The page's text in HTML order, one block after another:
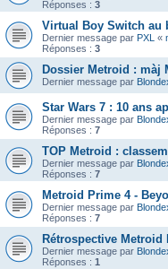
Réponses : 3
Virtual Boy Switch au
Dernier message par PXL «
Réponses : 3
Dossier Metroid : màj
Dernier message par
Star Wars 7 : 10 ans
Dernier message par
Réponses : 7
TOP Metroid :
Dernier message par
Réponses : 7
Metroid Prime 4 -
Dernier message par
Réponses : 7
Rétrospective Metroid
Dernier message par
Réponses : 1